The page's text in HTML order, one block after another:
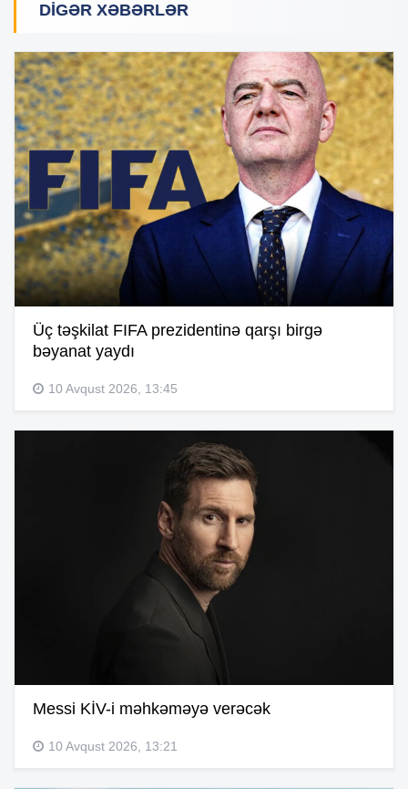
DIGƏR XƏBƏRLƏR
Üç təşkilat FIFA prezidentinə qarşı birgə
bəyanat yaydı
10 Avqust 2026, 13:45
Messi KİV-i məhkəməyə verəcək
10 Avqust 2026, 13:21